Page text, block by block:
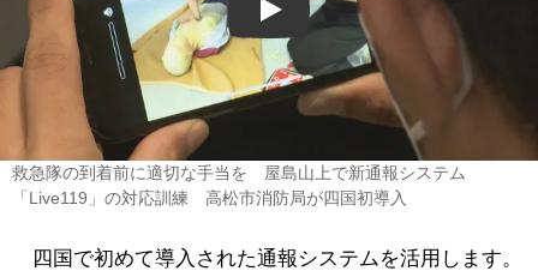
Play
救急隊の到着前に適切な手当を 屋島山上で新通報システム
「Live119」の対応訓練 高松市消防局が四国初導入
四国で初めて導入された通報システムを活用します。